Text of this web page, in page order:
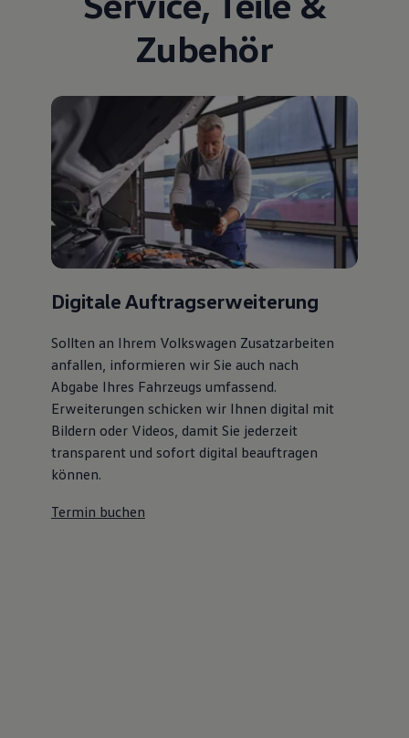
Zubehör
Digitale Auftragserweiterung
Sollten an Ihrem Volkswagen Zusatzarbeiten
anfallen, informieren wir Sie auch nach
Abgabe Ihres Fahrzeugs umfassend.
Erweiterungen schicken wir Ihnen digital mit
Bildern oder Videos, damit Sie jederzeit
transparent und sofort digital beauftragen
können.
Termin buchen